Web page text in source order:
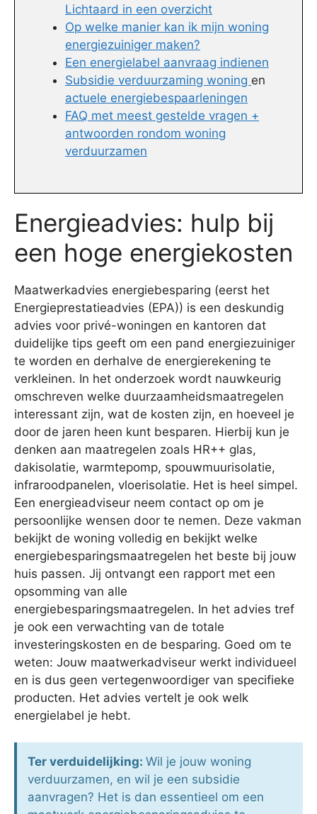
Lichtaard in een overzicht
Op welke manier kan ik mijn woning
energiezuiniger maken?
Een energielabel aanvraag indienen
Subsidie verduurzaming woning en
actuele energiebespaarleningen
FAQ met meest gestelde vragen +
antwoorden rondom woning
verduurzamen
Energieadvies: hulp bij
een hoge energiekosten
Maatwerkadvies energiebesparing (eerst het
Energieprestatieadvies (EPA)) is een deskundig
advies voor privé-woningen en kantoren dat
duidelijke tips geeft om een pand energiezuiniger
te worden en derhalve de energierekening te
verkleinen. In het onderzoek wordt nauwkeurig
omschreven welke duurzaamheidsmaatregelen
interessant zijn, wat de kosten zijn, en hoeveel je
door de jaren heen kunt besparen. Hierbij kun je
denken aan maatregelen zoals HR++ glas,
dakisolatie, warmtepomp, spouwmuurisolatie,
infraroodpanelen, vloerisolatie. Het is heel simpel.
Een energieadviseur neem contact op om je
persoonlijke wensen door te nemen. Deze vakman
bekijkt de woning volledig en bekijkt welke
energiebesparingsmaatregelen het beste bij jouw
huis passen. Jij ontvangt een rapport met een
opsomming van alle
energiebesparingsmaatregelen. In het advies tref
je ook een verwachting van de totale
investeringskosten en de besparing. Goed om te
weten: Jouw maatwerkadviseur werkt individueel
en is dus geen vertegenwoordiger van specifieke
producten. Het advies vertelt je ook welk
energielabel je hebt.
Ter verduidelijking: Wil je jouw woning
verduurzamen, en wil je een subsidie
aanvragen? Het is dan essentieel om een